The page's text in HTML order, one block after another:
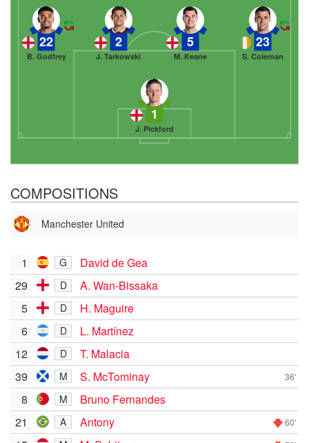
1
J. Pickford
22
B. Godfrey
2
J. Tarkowski
5
M. Keane
23
S. Coleman
COMPOSITIONS
Manchester United
1 G
David de Gea
29
D
A. Wan-Bissaka
5
D
H. Maguire
6
D
L. Martínez
12
D
T. Malacia
39
M S. McTominay 36'
8 M
Bruno Fernandes
21
A Antony 60'